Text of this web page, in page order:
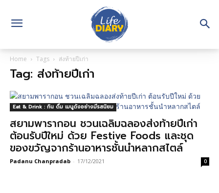
Home Tags ส่งท้ายปีเก่า
Tag: ส่งท้ายปีเก่า
Eat & Drink : กิน ดื่ม เมนูดังอย่างมีรสนิยม
สยามพารากอน ชวนเฉลิมฉลองส่งท้ายปีเก่า
ต้อนรับปีใหม่ ด้วย Festive Foods และชุด
ของขวัญจากร้านอาหารชั้นนำหลากสไตล์
Padanu Chanpradab - 17/12/2021 0